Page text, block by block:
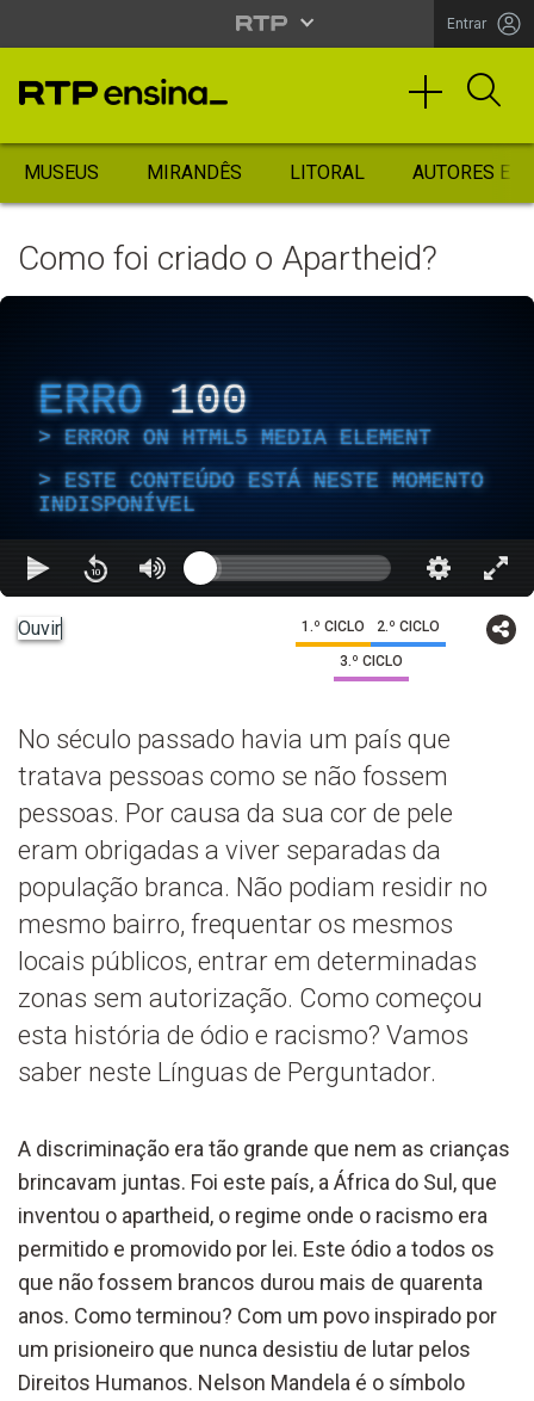
Entrar
MUSEUS MIRANDÊS LITORAL AUTORES
Como foi criado o Apartheid?
ERRO 100
ERROR ON HTML5 MEDIA ELEMENT
ESTE CONTEÚDO ESTÁ NESTE MOMENTO
INDISPONÍVEL
Ouvir 1.º CICLO 2.º CICLO
3.º CICLO
No século passado havia um país que
tratava pessoas como se não fossem
pessoas. Por causa da sua cor de pele
eram obrigadas a viver separadas da
população branca. Não podiam residir no
mesmo bairro, frequentar os mesmos
locais públicos, entrar em determinadas
zonas sem autorização. Como começou
esta história de ódio e racismo? Vamos
saber neste Línguas de Perguntador.
A discriminação era tão grande que nem as crianças
brincavam juntas. Foi este país, a África do Sul, que
inventou o apartheid, o regime onde o racismo era
permitido e promovido por lei. Este ódio a todos os
que não fossem brancos durou mais de quarenta
anos. Como terminou? Com um povo inspirado por
um prisioneiro que nunca desistiu de lutar pelos
Direitos Humanos. Nelson Mandela é o símbolo